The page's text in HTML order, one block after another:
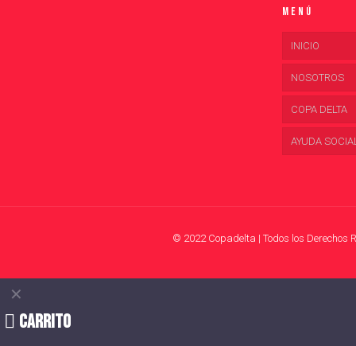
Menú
INICIO
NOSOTROS
COPA DELTA
AYUDA
© 2022 Copadelta | Todos los Derechos
✕
Carrito